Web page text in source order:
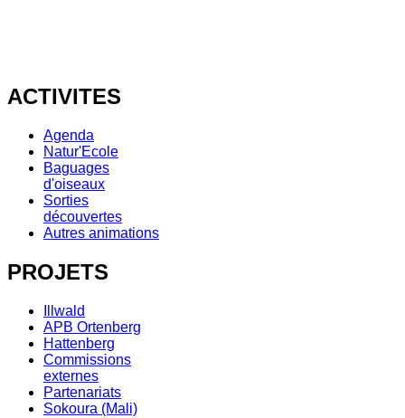
ACTIVITES
Agenda
Natur'Ecole
Baguages
d'oiseaux
Sorties
découvertes
Autres animations
PROJETS
Illwald
APB Ortenberg
Hattenberg
Commissions
externes
Partenariats
Sokoura (Mali)